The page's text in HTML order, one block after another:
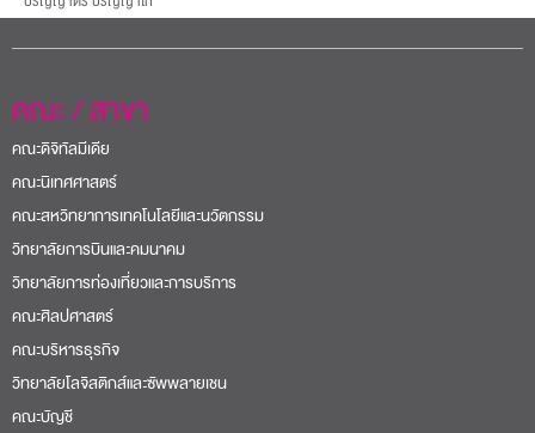
คณะ / สาขา
คณะดิจิทัลมีเดีย
คณะนิเทศศาสตร์
คณะสหวิทยาการเทคโนโลยีและนวัตกรรม
วิทยาลัยการบินและคมนาคม
วิทยาลัยการท่องเที่ยวและการบริการ
คณะศิลปศาสตร์
คณะบริหารธุรกิจ
วิทยาลัยโลจิสติกส์และซัพพลายเชน
คณะบัญชี